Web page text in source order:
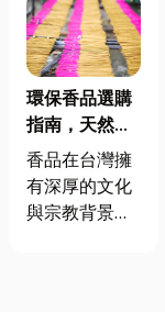
環保香品選購
指南，天然香
材打造純淨香
氣，一次了解
天然低煙香品
香品在台灣擁
有深厚的文化
與宗教背景，